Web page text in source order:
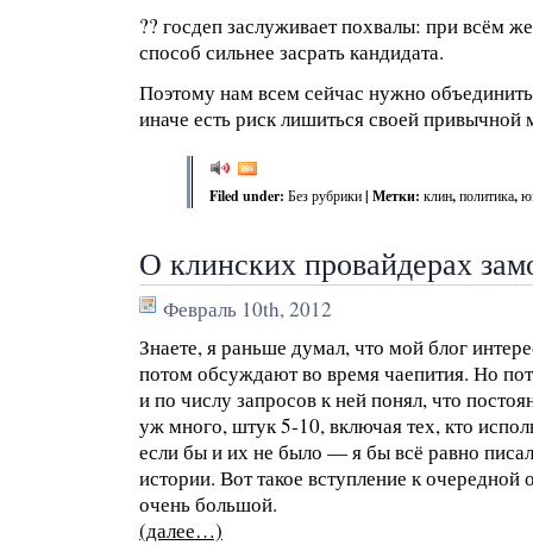
?? госдеп заслуживает похвалы: при всём
способ сильнее засрать кандидата.
Поэтому нам всем сейчас нужно
иначе есть риск лишиться своей
Filed under: Без рубрики| Метки: клин,политика,
О клинских провайдерах
Февраль 10th, 2012
Знаете, я раньше думал, что мой блог
потом обсуждают во время чаепития. Но
и по числу запросов к ней понял, что
уж много, штук 5-10, включая тех, кто
если бы и их не было — я бы всё равно
истории. Вот такое вступление к очередной
очень большой.
(далее…)